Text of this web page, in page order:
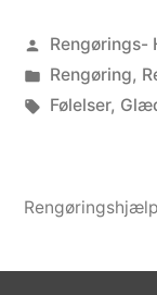
Posted
by
Rengørings-
Posted
in
Rengøring,
Tags:
Følelser,
Rengøringshjælp